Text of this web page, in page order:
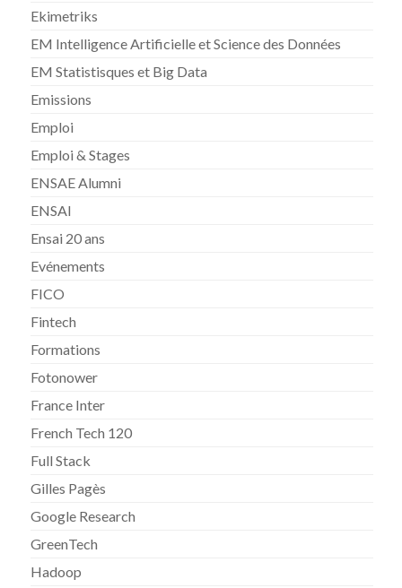
Ekimetriks
EM Intelligence Artificielle et Science des Données
EM Statistisques et Big Data
Emissions
Emploi
Emploi & Stages
ENSAE Alumni
ENSAI
Ensai 20 ans
Evénements
FICO
Fintech
Formations
Fotonower
France Inter
French Tech 120
Full Stack
Gilles Pagès
Google Research
GreenTech
Hadoop